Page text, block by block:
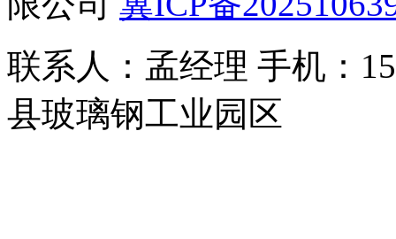
联系人：孟经理 手机：
县玻璃钢工业园区